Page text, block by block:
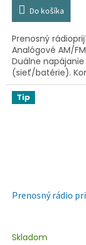
Do košíka
Prenosný
Analógové AM/
Duálne napájanie
(sieť/batérie).
slúchadlá.
anténa.
ovládanie.
Tip
Prenosný rádio
Skladom